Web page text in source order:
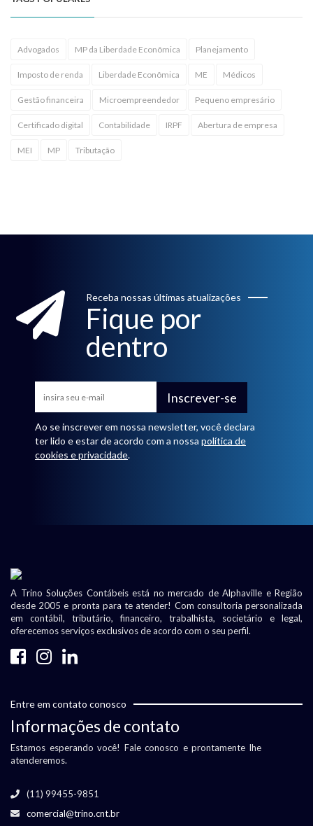
Advogados MP da Liberdade Econômica Planejamento
Imposto de renda Liberdade Econômica ME Médicos
Gestão financeira Microempreendedor Pequeno empresário
Certificado digital Contabilidade IRPF Abertura de empresa
MEI MP Tributação
Receba nossas últimas atualizações
Fique por
dentro
Inscrever-se
Ao se inscrever em nossa newsletter, você declara
ter lido e estar de acordo com a nossa política de
cookies e privacidade.
A Trino Soluções Contábeis está no mercado de Alphaville e Região
desde 2005 e pronta para te atender! Com consultoria personalizada
em contábil, tributário, financeiro, trabalhista, societário e legal,
oferecemos serviços exclusivos de acordo com o seu perfil.
Entre em contato conosco
Informações de contato
Estamos esperando você! Fale conosco e prontamente lhe
atenderemos.
(11) 99455-9851
comercial@trino.cnt.br